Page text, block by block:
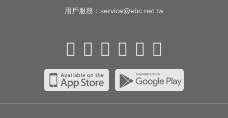
用戶服務： service@ebc.net.tw